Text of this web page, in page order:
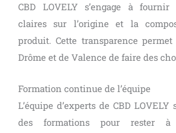
CBD LOVELY s’engage à
claires sur l’origine et la
produit. Cette transparence
Drôme et de Valence de faire des
Formation continue de l’équipe
L’équipe d’experts de CBD
des formations pour rester